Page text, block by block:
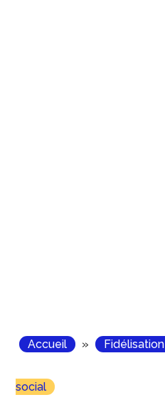
Accueil » Fidélisation
social